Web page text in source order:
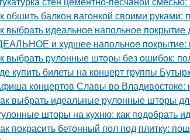
обшить балкон вагонкой своими руками:
выбрать идеальное напольное
и худшее напольное покрытие:
выбрать рулонные шторы без ошибок:
купить билеты на концерт группы
концертов Славы во Владивостоке:
выбрать идеальные рулонные шторы
шторы на кухню: как подобрать
покрасить бетонный пол под плитку: